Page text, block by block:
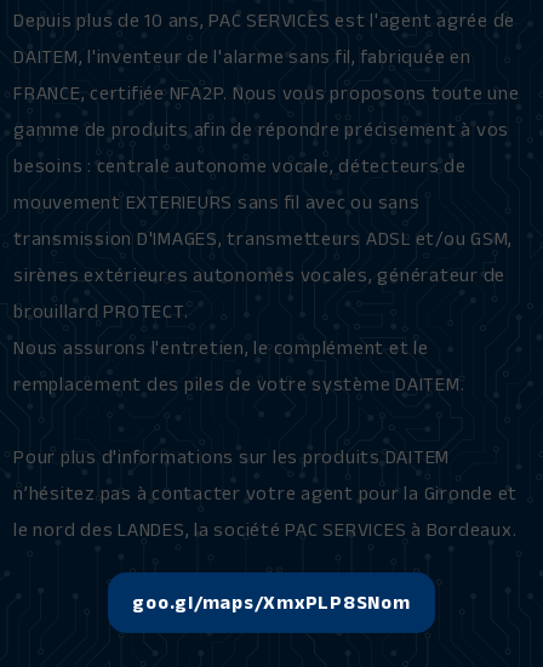
Depuis plus de 10 ans, PAC SERVICES est l'agent agrée de
DAITEM, l'inventeur de l'alarme sans fil, fabriquée en
FRANCE, certifiée NFA2P. Nous vous proposons toute une
gamme de produits afin de répondre précisement à vos
besoins : centrale autonome vocale, détecteurs de
mouvement EXTERIEURS sans fil avec ou sans
transmission D'IMAGES, transmetteurs ADSL et/ou GSM,
sirènes extérieures autonomes vocales, générateur de
brouillard PROTECT.
Nous assurons l'entretien, le complément et le
remplacement des piles de votre système DAITEM.
Pour plus d'informations sur les produits DAITEM
n’hésitez pas à contacter votre agent pour la Gironde et
le nord des LANDES, la société PAC SERVICES à Bordeaux.
goo.gl/maps/XmxPLP8SNom